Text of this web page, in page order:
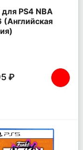
для PS4 NBA
(Английская
₽